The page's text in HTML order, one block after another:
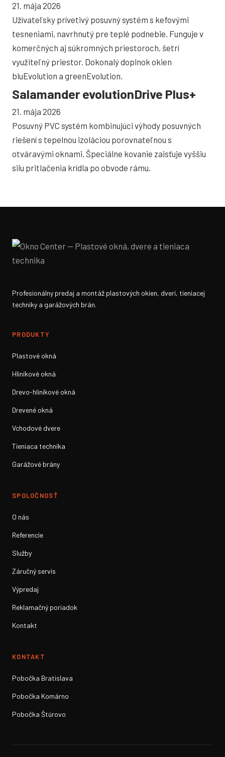
21. mája 2026
Užívateľsky prívetivý posuvný systém s kefovými
tesneniami, navrhnutý pre teplé podnebie. Funguje v
komerčných aj súkromných priestoroch, šetrí
využiteľný priestor. Dokonalý doplnok okien
bluEvolution a greenEvolution.
Salamander evolutionDrive Plus+
21. mája 2026
Posuvný PVC systém kombinujúci výhody posuvných
riešení s tepelnou izoláciou porovnateľnou s
otváravými oknami. Špeciálne kovanie zaisťuje vyššiu
silu pritlačenia krídla po obvode rámu.
Profesionálny predaj a montáž plastových okien, dverí, tieniacej
techniky a garážových brán.
PRODUKTY
Plastové okná
Hliníkové okná
Drevo-hliníkové okná
Drevené okná
Vchodové dvere
Tieniaca technika
Garážové brány
SPOLOČNOSŤ
O nás
Referencie
Služby
Záručný servis
Výpredaj
Reklamačný poriadok
Kontakt
KONTAKT
Pobočka Bratislava
Pobočka Komárno
Pobočka Štúrovo